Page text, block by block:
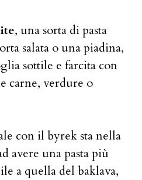
, una sorta di pasta
salata o una piadina,
sottile e farcita con
carne, verdure o
con il byrek sta nella
avere una pasta più
a quella del baklava,